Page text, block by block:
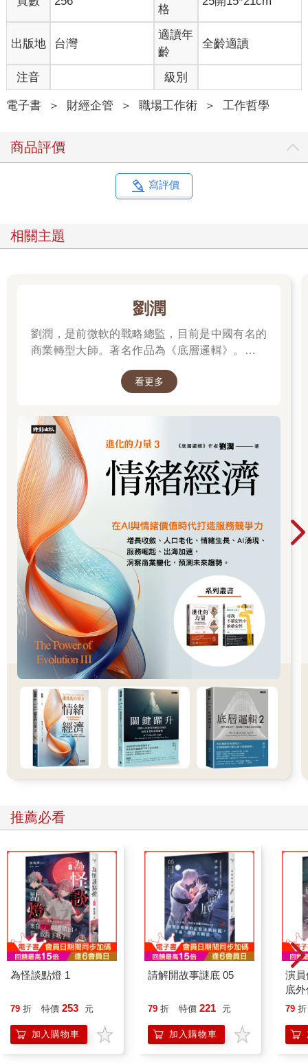
現東日本大震災後，東北遭遇千年未有的災情時，孫正義流著眼
淚激動說出「我必須做點什麼」的樣子。
我感受到孫正義除了致力於事業和投資外，還有「想為社會做點
什麼」真摯的一面。因此我也下定決心，無論如何都要達成使
命，努力透過PCR檢測防止新冠肺炎疫情擴大，幫助日本早日恢
復經濟活動。
為了理解相關資訊，我請教公司的健康顧問，也到處打聽，又找
作業流程示意圖完成後，應該就會清楚了解所需的相關人士、物
品和時間，因此我想辦法先製作流程示意圖。有了這張圖，原本
目標只是模糊的「執行PCR檢測」，變成具體的「PCR檢測有這
八個必要流程。第一個流程需要……、第二個流程需要……、第
使時間不足，也可以高效、迅速的討論。
不過，也有很想具體描寫，卻決定不了數字的情況。比方說構想
了一個促銷方案，但不知道它的效益如何，新品的銷售反應也很
難預測。這時，我建議大家運用費米推論（Fermi Estimation）。
某段時期，外商顧問公司常提問與費米推論相關的面試問題，或
值，運用邏輯思考估算出大概數值──把整體因數分解，再用於建
這當然不可能實際計算，且即使做了相關調查，也無法得到明確
答案。
雖說如此，面試時也不能說一句「我不知道」就帶過。那該如何
思考？在此分享一則思考範例：「首先，自己一整天上廁所的時
間大約是15分鐘，那就假設一整天的如廁時間有15分鐘。另一方
面，全世界人口目前約80億人。如果這些人一天有15分鐘在上廁
所，那就會是80億人÷24小時÷60分鐘×15分鐘＝約8,300萬人。所
以答案是大約8,300萬人。」
當然，這個思考原本就是建立在假設上，所以不是正確的數字。
但根據此推論，萬一全世界的廁所必須重建，就會需要這麼多廁
所。
「假設」的部分要清楚標示
或許有人會認為：「這麼隨便的數字，不就等於不知道？」但話
不能這麼說。有了這個數據，就會知道20億座廁所太多、1,000萬
座廁所絕對不夠。比起「數字完全不明」的狀態，即使只是知道
「數千萬的量、不到1億」，也會更清楚應該準備多少程度的量。
即使只是假設也要做個估計，才能製作出可供討論的表格。不確
定的事項也要刻意寫出來，不過可以改成粗體字（或換成藍
字），讓大家都知道是「假設」。
這樣一來可以讓討論更有建設性，也可以讓沒有仔細看資料，只
憑印象就抱怨的人閉嘴。
如果被質疑「7月15日太晚了」，就拿出於評估階段所做的效益分
所謂，總之加快速度，預定在6月15日建立完成。」或「那就沒辦
法了，只能預定在7月15日完工。」原本不確定的行程表，可以就
根據這個要領往下確認表格內容，就可以一項項確定該決定的事
項。等到會議結束，整體計畫也大致擬定。
這是建設性討論的基礎，促使你和主管對於已決定事項、應該決
定的事項有明確的共識。最重要的是，即使面對孫正義這樣的天
才，我也可以按照自己的步驟，以對等立場談話。
總之，按照表格說明的優點多到數不清。
要找誰合作時，我會使用「猜拳理論」。猜拳理論是善用人脈找
重要對象合作的一種手法。
2014年我推行利用智慧手機和個人電腦捐款的企劃，名稱是「感
應募款」，只要下載專用的App，感應Logo標誌就可以輕鬆捐
款。
格
出版地 台灣
適讀年
齡
全齡適讀
注音 級別
電子書 ＞ 財經企管 ＞ 職場工作術 ＞ 工作哲學
商品評價
寫評價
相關主題
劉潤
劉潤，是前微軟的戰略總監，目前是中國有名的
商業轉型大師。著名作品為《底層邏輯》。唯有
的世界中，認清所有真相！
看更多
推薦必看
為怪談點燈 1
79 折 特價 253 元
加入購物車
請解開故事謎底 05
79 折 特價 221 元
加入購物車
演
底
79 折